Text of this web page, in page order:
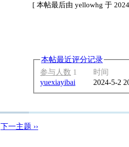
[ 本帖最后由 yellowhg 于
本帖最近评分记录
参与人数 1 时间
yuexiayibai
2024-5-2
下一主题 ››